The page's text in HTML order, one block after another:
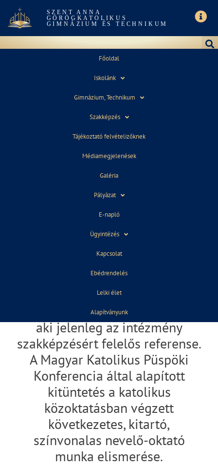
SZENT ANNA
GÖRÖGKATOLIKUS
GIMNÁZIUM ÉS TECHNIKUM
Főoldal
Iskolánk
Gimnázium, Technikum
Szakképzés
Tájékoztató felvételizőknek
Médiamegjelenések
Galéria
Pályázat
E-napló
Ügyintézés
Kapcsolat
Ebédrendelés
Lelki élet
Alapítványunk
SZENT GELLÉRT DÍJ
MAGAS EGYHÁZI
KITÜNTETÉSBEN
RÉSZESÜLT PETŐNÉ
LÁSZLÓ KATALIN
Kocsis Fülöp érsek metropolita
Szent Gellért díjat
adományozott iskolánk korábbi
igazgatójának,
aki jelenleg az intézmény
szakképzésért felelős referense.
A Magyar Katolikus Püspöki
Konferencia által alapított
kitüntetés a katolikus
közoktatásban végzett
következetes, kitartó,
színvonalas nevelő-oktató
munka elismerése.